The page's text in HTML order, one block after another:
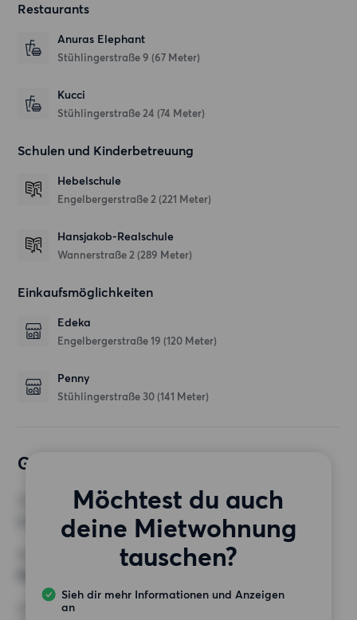
Restaurants
Anuras Elephant
Stühlingerstraße 9 (67 Meter)
Kucci
Stühlingerstraße 24 (74 Meter)
Schulen und Kinderbetreuung
Hebelschule
Engelbergerstraße 2 (221 Meter)
Hansjakob-Realschule
Wannerstraße 2 (289 Meter)
Einkaufsmöglichkeiten
Edeka
Engelbergerstraße 19 (120 Meter)
Penny
Stühlingerstraße 30 (141 Meter)
Gewünschte Wohnung
Möchtest du auch
deine Mietwohnung
tauschen?
Sieh dir mehr Informationen und Anzeigen
an
2 Zimmer
MINDESTANZAHL AN QUADRATMETERN
HÖCHSTMIETE (KALTMIETE)